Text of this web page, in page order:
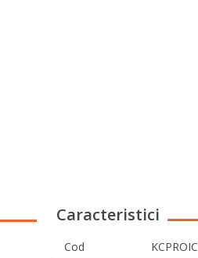
Caracteristici
Cod
KCPROIC